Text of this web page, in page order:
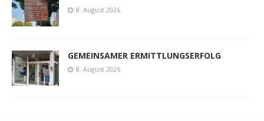
8. August 2026
GEMEINSAMER ERMITTLUNGSERFOLG
8. August 2026